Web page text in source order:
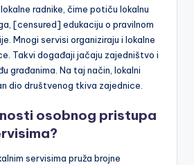
radnike, čime potiču lokalnu
[censured] edukaciju o pravilnom
Mnogi servisi organiziraju i lokalne
Takvi događaji jačaju zajedništvo i
građanima. Na taj način, lokalni
dio društvenog tkiva zajednice.
osobnog pristupa
servisima pruža brojne